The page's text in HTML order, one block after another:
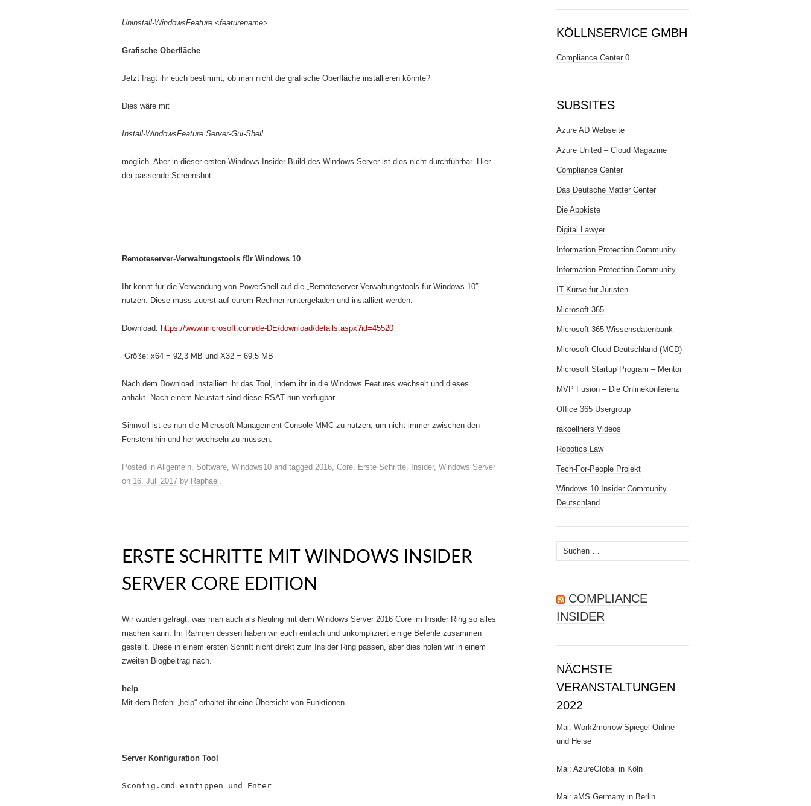
Uninstall-WindowsFeature <featurename>
Grafische Oberfläche
Jetzt fragt ihr euch bestimmt, ob man nicht die grafische Oberfläche installieren könnte?
Dies wäre mit
Install-WindowsFeature Server-Gui-Shell
möglich. Aber in dieser ersten Windows Insider Build des Windows Server ist dies nicht durchführbar. Hier
der passende Screenshot:
Remoteserver-Verwaltungstools für Windows 10
Ihr könnt für die Verwendung von PowerShell auf die „Remoteserver-Verwaltungstools für Windows 10″
nutzen. Diese muss zuerst auf eurem Rechner runtergeladen und installiert werden.
Download: https://www.microsoft.com/de-DE/download/details.aspx?id=45520
Größe: x64 = 92,3 MB und X32 = 69,5 MB
Nach dem Download installiert ihr das Tool, indem ihr in die Windows Features wechselt und dieses
anhakt. Nach einem Neustart sind diese RSAT nun verfügbar.
Sinnvoll ist es nun die Microsoft Management Console MMC zu nutzen, um nicht immer zwischen den
Fenstern hin und her wechseln zu müssen.
Posted in Allgemein, Software, Windows10 and tagged 2016, Core, Erste Schritte, Insider, Windows Server
on 16. Juli 2017 by Raphael .
ERSTE SCHRITTE MIT WINDOWS INSIDER
SERVER CORE EDITION
Wir wurden gefragt, was man auch als Neuling mit dem Windows Server 2016 Core im Insider Ring so alles
machen kann. Im Rahmen dessen haben wir euch einfach und unkompliziert einige Befehle zusammen
gestellt. Diese in einem ersten Schritt nicht direkt zum Insider Ring passen, aber dies holen wir in einem
zweiten Blogbeitrag nach.
help
Mit dem Befehl „help“ erhaltet ihr eine Übersicht von Funktionen.
Server Konfiguration Tool
Sconfig.cmd eintippen und Enter
KÖLLNSERVICE GMBH
Compliance Center 0
SUBSITES
Azure AD Webseite
Azure United – Cloud Magazine
Compliance Center
Das Deutsche Matter Center
Die Appkiste
Digital Lawyer
Information Protection Community
Information Protection Community
IT Kurse für Juristen
Microsoft 365
Microsoft 365 Wissensdatenbank
Microsoft Cloud Deutschland (MCD)
Microsoft Startup Program – Mentor
MVP Fusion – Die Onlinekonferenz
Office 365 Usergroup
rakoellners Videos
Robotics Law
Tech-For-People Projekt
Windows 10 Insider Community
Deutschland
Suchen
nach:
COMPLIANCE
INSIDER
NÄCHSTE
VERANSTALTUNGEN
2022
Mai: Work2morrow Spiegel Online
und Heise
Mai: AzureGlobal in Köln
Mai: aMS Germany in Berlin